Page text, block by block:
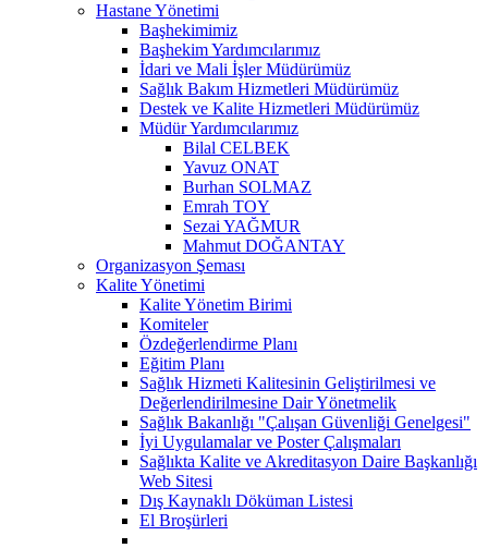
Hastane Yönetimi
Başhekimimiz
Başhekim Yardımcılarımız
İdari ve Mali İşler Müdürümüz
Sağlık Bakım Hizmetleri Müdürümüz
Destek ve Kalite Hizmetleri Müdürümüz
Müdür Yardımcılarımız
Bilal CELBEK
Yavuz ONAT
Burhan SOLMAZ
Emrah TOY
Sezai YAĞMUR
Mahmut DOĞANTAY
Organizasyon Şeması
Kalite Yönetimi
Kalite Yönetim Birimi
Komiteler
Özdeğerlendirme Planı
Eğitim Planı
Sağlık Hizmeti Kalitesinin Geliştirilmesi ve
Değerlendirilmesine Dair Yönetmelik
Sağlık Bakanlığı "Çalışan Güvenliği Genelgesi"
İyi Uygulamalar ve Poster Çalışmaları
Sağlıkta Kalite ve Akreditasyon Daire Başkanlığı
Web Sitesi
Dış Kaynaklı Döküman Listesi
El Broşürleri